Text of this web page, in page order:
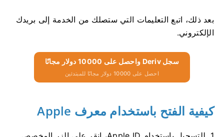
بعد ذلك، اتبع التعليمات التي ستصلك من الخدمة إلى بريدك
الإلكتروني.
سجل Deriv واحصل على 10000 دولار مجانًا
احصل على 10000 دولار مجانًا للمبتدئين
كيفية الفتح باستخدام معرف Apple